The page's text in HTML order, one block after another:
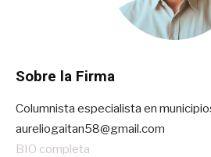
Sobre la Firma
Columnista especialista en
aureliogaitan58@gmail.com
BIO completa